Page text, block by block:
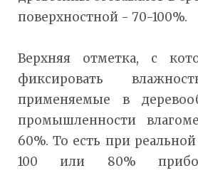
поверхностной - 70-100%.
Верхняя отметка, с
фиксировать
применяемые в
промышленности
60%. То есть при
100 или 80%